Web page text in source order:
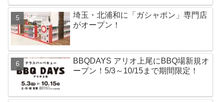
埼玉・北浦和に「ガシャポン」専門店
がオープン！
BBQDAYS アリオ上尾にBBQ場新規オ
ープン！5/3～10/15まで期間限定！